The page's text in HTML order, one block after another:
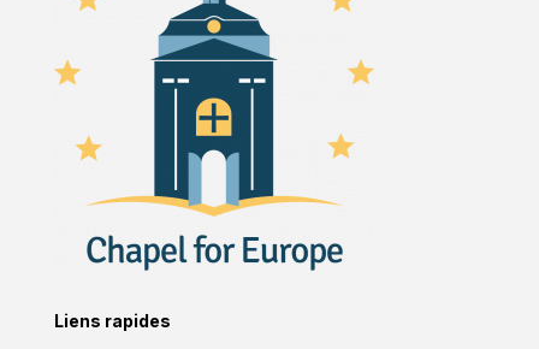
Liens rapides